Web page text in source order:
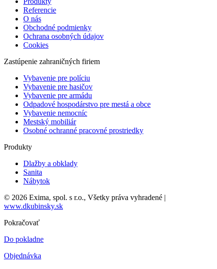
Referencie
O nás
Obchodné podmienky
Ochrana osobných údajov
Cookies
Zastúpenie zahraničných firiem
Vybavenie pre políciu
Vybavenie pre hasičov
Vybavenie pre armádu
Odpadové hospodárstvo pre mestá a obce
Vybavenie nemocníc
Mestský mobiliár
Osobné ochranné pracovné prostriedky
Produkty
Dlažby a obklady
Sanita
Nábytok
© 2026 Exima, spol. s r.o., Všetky práva vyhradené |
www.dkubinsky.sk
Pokračovať
Do pokladne
Objednávka